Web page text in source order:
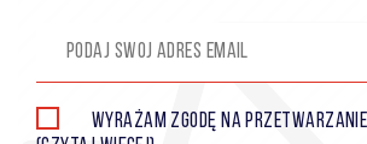
Wyrażam zgodę na